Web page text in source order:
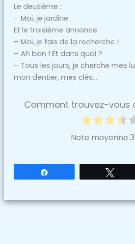
Le deuxième :
– Moi, je jardine.
Et le troisième annonce :
– Moi, je fais de la recherche !
– Ah bon ! Et dans quoi ?
– Tous les jours, je cherche mes
mon dentier, mes clés…
Comment trouvez-vous
Note moyenne